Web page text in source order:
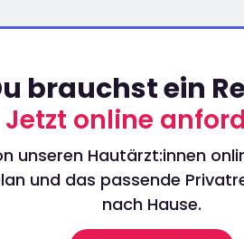
brauchst ein
Jetzt online
unseren Hautärzt:innen
und das passende
nach Hause.